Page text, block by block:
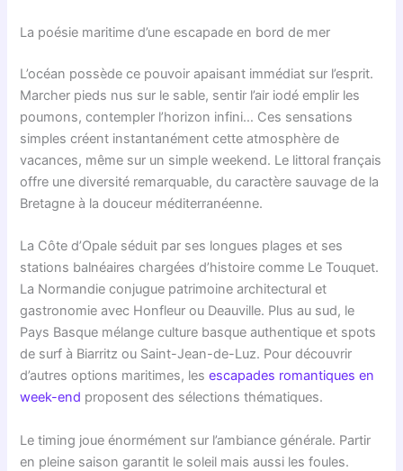
La poésie maritime d’une escapade en bord de mer
L’océan possède ce pouvoir apaisant immédiat sur l’esprit.
Marcher pieds nus sur le sable, sentir l’air iodé emplir les
poumons, contempler l’horizon infini… Ces sensations
simples créent instantanément cette atmosphère de
vacances, même sur un simple weekend. Le littoral français
offre une diversité remarquable, du caractère sauvage de la
Bretagne à la douceur méditerranéenne.
La Côte d’Opale séduit par ses longues plages et ses
stations balnéaires chargées d’histoire comme Le Touquet.
La Normandie conjugue patrimoine architectural et
gastronomie avec Honfleur ou Deauville. Plus au sud, le
Pays Basque mélange culture basque authentique et spots
de surf à Biarritz ou Saint-Jean-de-Luz. Pour découvrir
d’autres options maritimes, lesescapades romantiques en
week-end proposent des sélections thématiques.
Le timing joue énormément sur l’ambiance générale. Partir
en pleine saison garantit le soleil mais aussi les foules.